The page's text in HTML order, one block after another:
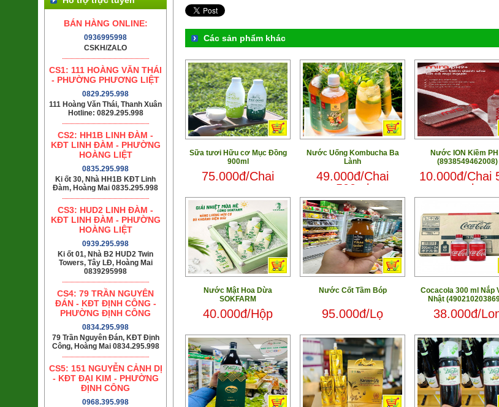
BÁN HÀNG ONLINE:
0936995998
CSKH/ZALO
CS1: 111 HOÀNG VĂN THÁI
- PHƯỜNG PHƯƠNG LIỆT
0829.295.998
111 Hoàng Văn Thái, Thanh Xuân
Hotline: 0829.295.998
CS2: HH1B LINH ĐÀM -
KĐT LINH ĐÀM - PHƯỜNG
HOÀNG LIỆT
0835.295.998
Ki ốt 30, Nhà HH1B KĐT Linh
Đàm, Hoàng Mai 0835.295.998
CS3: HUD2 LINH ĐÀM -
KĐT LINH ĐÀM - PHƯỜNG
HOÀNG LIỆT
0939.295.998
Ki ốt 01, Nhà B2 HUD2 Twin
Towers, Tây LĐ, Hoàng Mai
0839295998
CS4: 79 TRẦN NGUYÊN
ĐÁN - KĐT ĐỊNH CÔNG -
PHƯỜNG ĐỊNH CÔNG
0834.295.998
79 Trần Nguyên Đán, KĐT Định
Công, Hoàng Mai 0834.295.998
CS5: 151 NGUYỄN CẢNH DỊ
- KĐT ĐẠI KIM - PHƯỜNG
ĐỊNH CÔNG
0968.395.998
Các sản phẩm khác
Sữa tươi Hữu cơ Mục Đồng
900ml
75.000đ/Chai
Nước Uống Kombucha Ba
Lành
49.000đ/Chai
500ml
Nước ION Kiềm
(8938549462008)
10.000đ/Chai
ml
Nước Mật Hoa Dừa
SOKFARM
40.000đ/Hộp
Nước Cốt Tầm Bóp
95.000đ/Lọ
Cocacola 300 ml Nắp
Nhật
38.000đ/